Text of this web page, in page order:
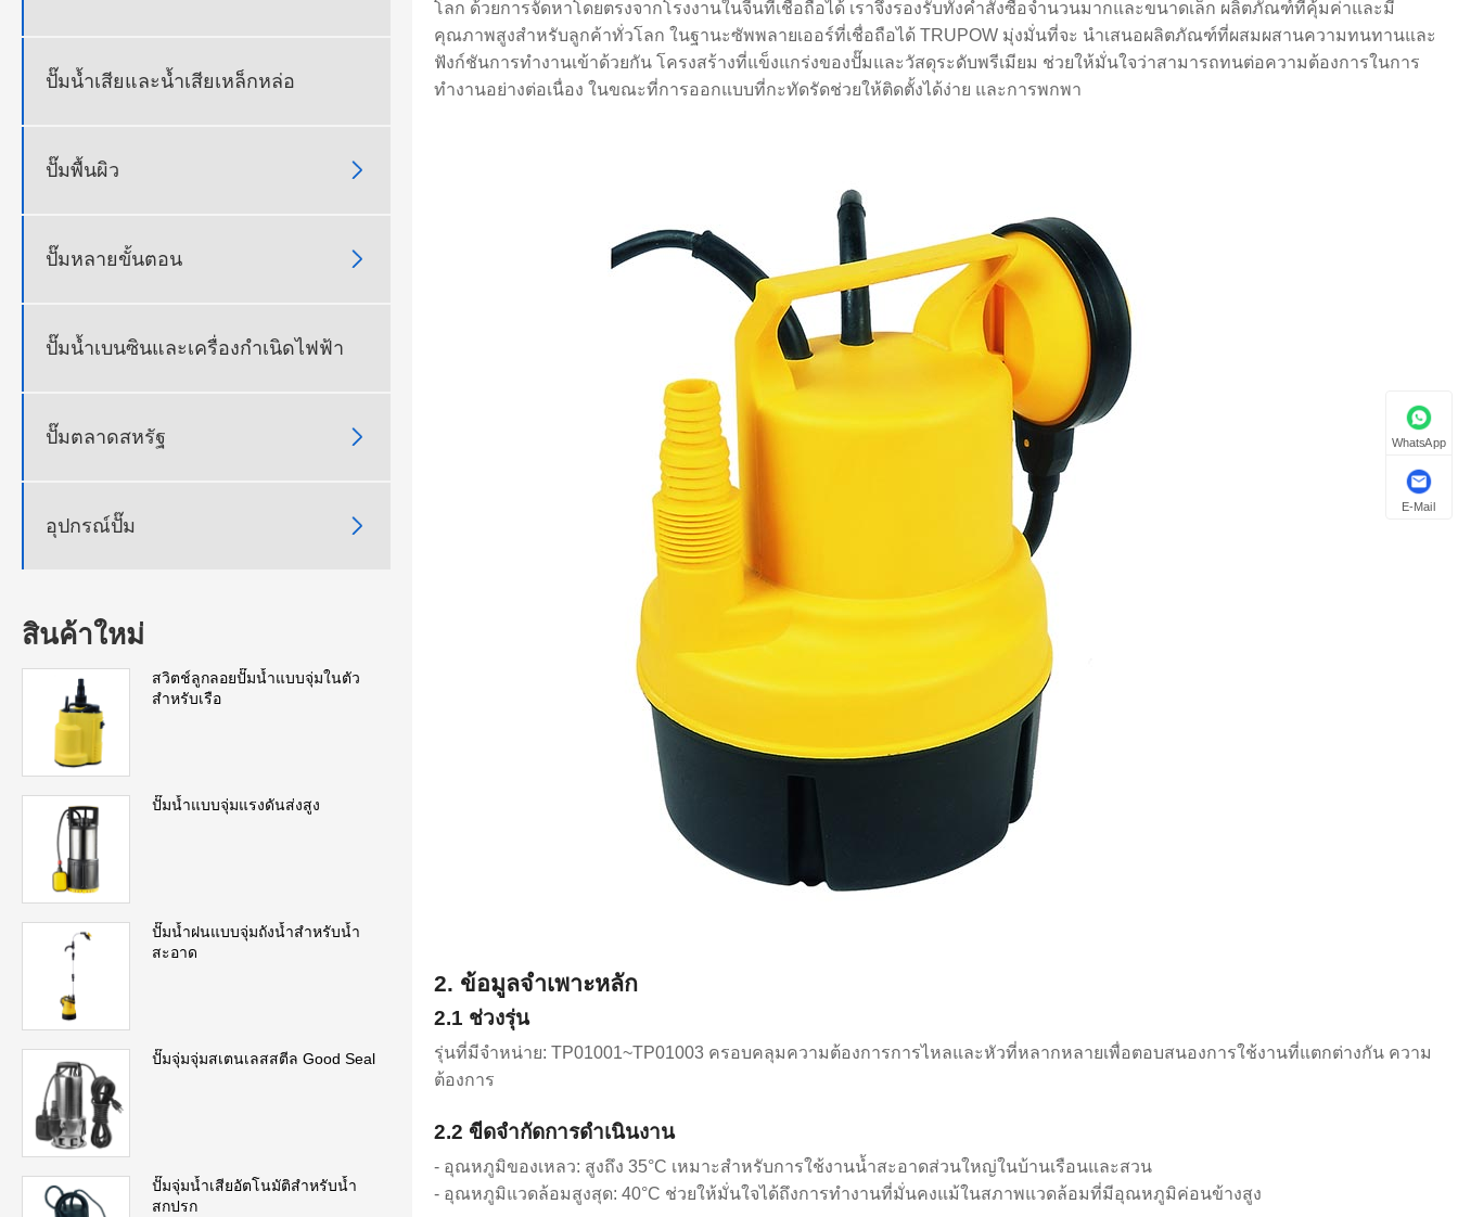
ปั๊มน้ำเสียและน้ำเสียเหล็กหล่อ
ปั๊มพื้นผิว 
ปั๊มหลายขั้นตอน 
ปั๊มน้ำเบนซินและเครื่องกำเนิดไฟฟ้า
ปั๊มตลาดสหรัฐ 
อุปกรณ์ปั๊ม 
สินค้าใหม่
สวิตช์ลูกลอยปั๊มน้ำแบบจุ่มในตัว
สำหรับเรือ
ปั๊มน้ำแบบจุ่มแรงดันส่งสูง
ปั๊มน้ำฝนแบบจุ่มถังน้ำสำหรับน้ำ
สะอาด
ปั๊มจุ่มจุ่มสเตนเลสสตีล Good Seal
ปั๊มจุ่มน้ำเสียอัตโนมัติสำหรับน้ำ
สกปรก
โลก ด้วยการจัดหาโดยตรงจากโรงงานในจีนที่เชื่อถือได้ เราจึงรองรับทั้งคำสั่งซื้อจำนวนมากและขนาดเล็ก ผลิตภัณฑ์ที่คุ้มค่าและมี
คุณภาพสูงสำหรับลูกค้าทั่วโลก ในฐานะซัพพลายเออร์ที่เชื่อถือได้ TRUPOW มุ่งมั่นที่จะ นำเสนอผลิตภัณฑ์ที่ผสมผสานความทนทานและ
ฟังก์ชันการทำงานเข้าด้วยกัน โครงสร้างที่แข็งแกร่งของปั๊มและวัสดุระดับพรีเมียม ช่วยให้มั่นใจว่าสามารถทนต่อความต้องการในการ
ทำงานอย่างต่อเนื่อง ในขณะที่การออกแบบที่กะทัดรัดช่วยให้ติดตั้งได้ง่าย และการพกพา
2. ข้อมูลจำเพาะหลัก
2.1 ช่วงรุ่น
รุ่นที่มีจำหน่าย: TP01001~TP01003 ครอบคลุมความต้องการการไหลและหัวที่หลากหลายเพื่อตอบสนองการใช้งานที่แตกต่างกัน ความ
ต้องการ
2.2 ขีดจำกัดการดำเนินงาน
- อุณหภูมิของเหลว: สูงถึง 35°C เหมาะสำหรับการใช้งานน้ำสะอาดส่วนใหญ่ในบ้านเรือนและสวน
- อุณหภูมิแวดล้อมสูงสุด: 40°C ช่วยให้มั่นใจได้ถึงการทำงานที่มั่นคงแม้ในสภาพแวดล้อมที่มีอุณหภูมิค่อนข้างสูง
WhatsApp
E-Mail